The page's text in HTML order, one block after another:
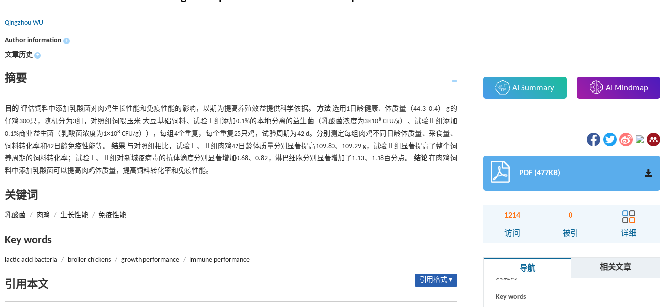
Qingzhou WU
Author information +
文章历史 +
摘要
目的 评估饲料中添加乳酸菌对肉鸡生长性能和免疫性能的影响，以期为提高养殖效益提供科学依据。方法 选用1日龄健康、体质量（44.3±0.4） g的
仔鸡300只，随机分为3组，对照组饲喂玉米-大豆基础饲料、试验Ⅰ组添加0.1%的本地分离的益生菌（乳酸菌浓度为3×108 CFU/g）、试验Ⅱ组添加
0.1%商业益生菌（乳酸菌浓度为1×108 CFU/g）），每组4个重复，每个重复25只鸡，试验周期为42 d。分别测定每组肉鸡不同日龄体质量、采食量、
饲料转化率和42日龄免疫性能等。 结果 与对照组相比，试验Ⅰ、Ⅱ组肉鸡42日龄体质量分别显著提高109.80、109.29 g，试验Ⅱ组显著提高了整个饲
养周期的饲料转化率；试验Ⅰ、Ⅱ组对新城疫病毒的抗体滴度分别显著增加0.68、0.82，淋巴细胞分别显著增加了1.13、1.18百分点。 结论在肉鸡饲
料中添加乳酸菌可以提高肉鸡体质量，提高饲料转化率和免疫性能。
关键词
乳酸菌 / 肉鸡 / 生长性能 / 免疫性能
Key words
lactic acid bacteria / broiler chickens / growth performance / immune performance
引用本文 引用格式 ▾
AI Summary AI Mindmap
PDF (477KB)
1214
访问
0
被引 详细
导航 相关文章
摘要
关键词
Key words